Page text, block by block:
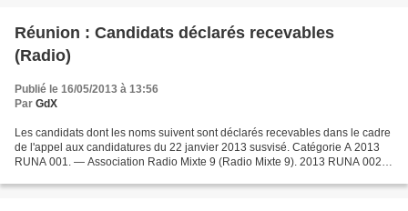
Réunion : Candidats déclarés recevables
(Radio)
Publié le 16/05/2013 à 13:56
Par GdX
Les candidats dont les noms suivent sont déclarés recevables dans le cadre
de l'appel aux candidatures du 22 janvier 2013 susvisé. Catégorie A 2013
RUNA 001. ― Association Radio Mixte 9 (Radio Mixte 9). 2013 RUNA 002.